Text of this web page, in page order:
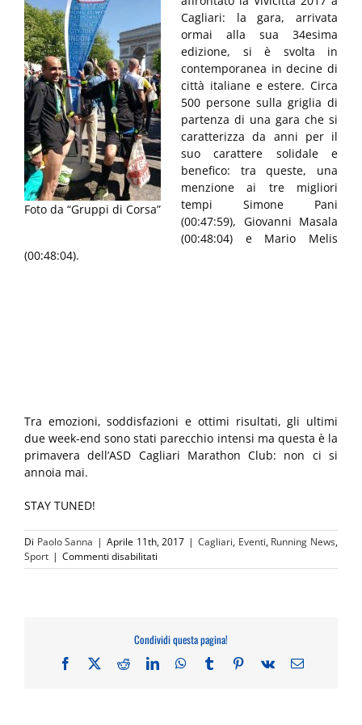
Foto da “Gruppi di Corsa”
Cagliari: la gara, arrivata
ormai alla sua 34esima
edizione, si è svolta in
contemporanea in decine di
città italiane e estere. Circa
500 persone sulla griglia di
partenza di una gara che si
caratterizza da anni per il
suo carattere solidale e
benefico: tra queste, una
menzione ai tre migliori
tempi Simone Pani
(00:47:59), Giovanni Masala
(00:48:04) e Mario Melis
(00:48:04).
Tra emozioni, soddisfazioni e ottimi risultati, gli ultimi
due week-end sono stati parecchio intensi ma questa è la
primavera dell’ASD Cagliari Marathon Club: non ci si
annoia mai.
STAY TUNED!
Di Paolo Sanna | Aprile 11th, 2017 | Cagliari, Eventi, Running News,
Sport | Commenti disabilitati
Primavera
Cagliari
Marathon
Club
Condividi questa pagina!
Facebook
X RedditLinkedInWhatsApp
TumblrPinterest
Vk Email